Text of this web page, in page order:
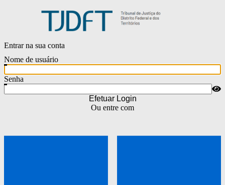
Entrar na sua conta
Nome de usuário
Senha
Efetuar Login
Ou entre com